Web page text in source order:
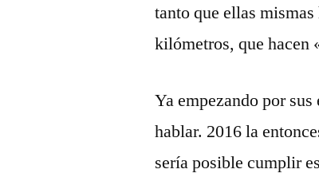
tanto que ellas
kilómetros, que hacen
Ya empezando por
hablar. 2016 la
sería posible cumplir